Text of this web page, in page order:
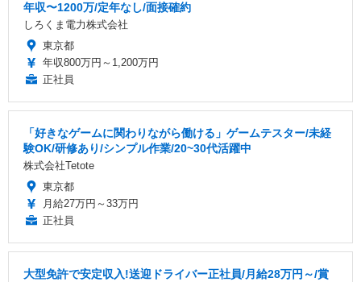
年収〜1200万/定年なし/面接確約
しろくま電力株式会社
東京都
年収800万円～1,200万円
正社員
「好きなゲームに関わりながら働ける」ゲームテスター/未経
験OK/研修あり/シンプル作業/20~30代活躍中
株式会社Tetote
東京都
月給27万円～33万円
正社員
大型免許で安定収入!送迎ドライバー正社員/月給28万円～/賞